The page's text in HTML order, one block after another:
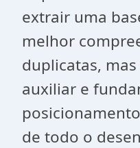
extrair uma
melhor
duplicatas,
auxiliar e
de todo o